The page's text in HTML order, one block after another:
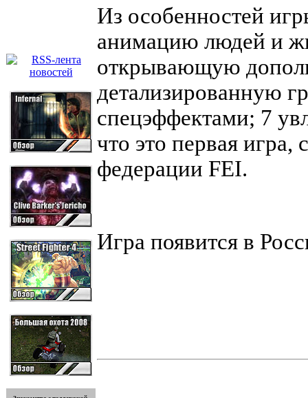
Из особенностей
анимацию людей и
открывающую
детализированную
спецэффектами; 7
что это первая
федерации FEI.
Игра появится в